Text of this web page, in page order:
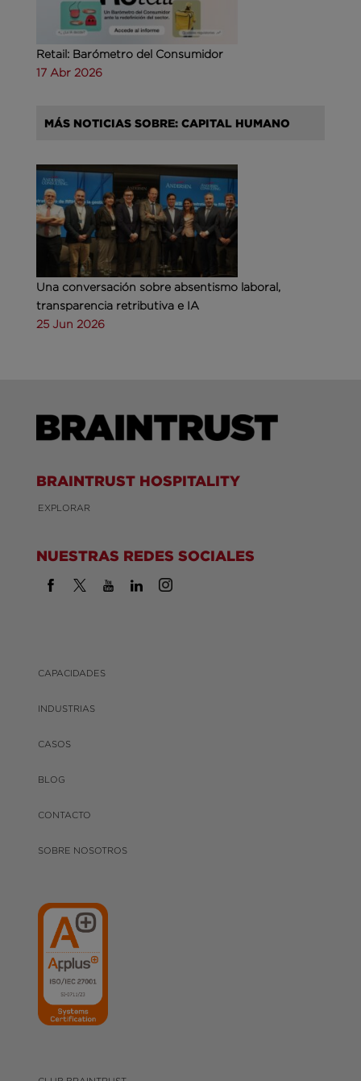
Retail: Barómetro del Consumidor
17 Abr 2026
MÁS NOTICIAS SOBRE: CAPITAL HUMANO
Una conversación sobre absentismo laboral,
transparencia retributiva e IA
25 Jun 2026
BRAINTRUST HOSPITALITY
EXPLORAR
NUESTRAS REDES SOCIALES
CAPACIDADES
INDUSTRIAS
CASOS
BLOG
CONTACTO
SOBRE NOSOTROS